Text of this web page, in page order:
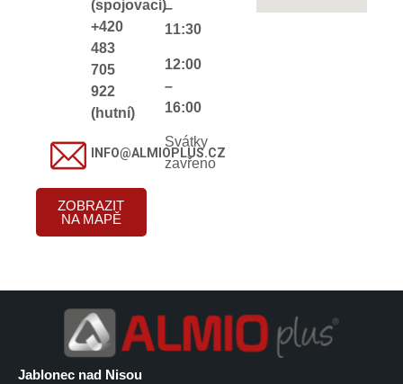
(spojovací)
+420
483
705
922
(hutní)
INFO@ALMIOPLUS.CZ
ZOBRAZIT
NA MAPĚ
–
11:30
12:00
–
16:00
Svátky
zavřeno
Jablonec nad Nisou